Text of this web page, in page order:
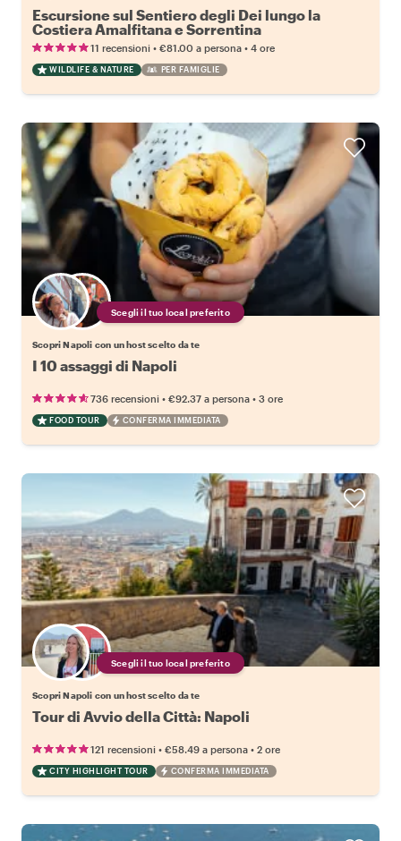
Escursione sul Sentiero degli Dei lungo la
Costiera Amalfitana e Sorrentina
11 recensioni • €81.00 a persona • 4 ore
WILDLIFE & NATURE PER FAMIGLIE
Scegli il tuo local preferito
Scopri Napoli con un host scelto da te
I 10 assaggi di Napoli
736 recensioni • €92.37 a persona • 3 ore
FOOD TOUR CONFERMA IMMEDIATA
Scegli il tuo local preferito
Scopri Napoli con un host scelto da te
Tour di Avvio della Città: Napoli
121 recensioni • €58.49 a persona • 2 ore
CITY HIGHLIGHT TOUR CONFERMA IMMEDIATA